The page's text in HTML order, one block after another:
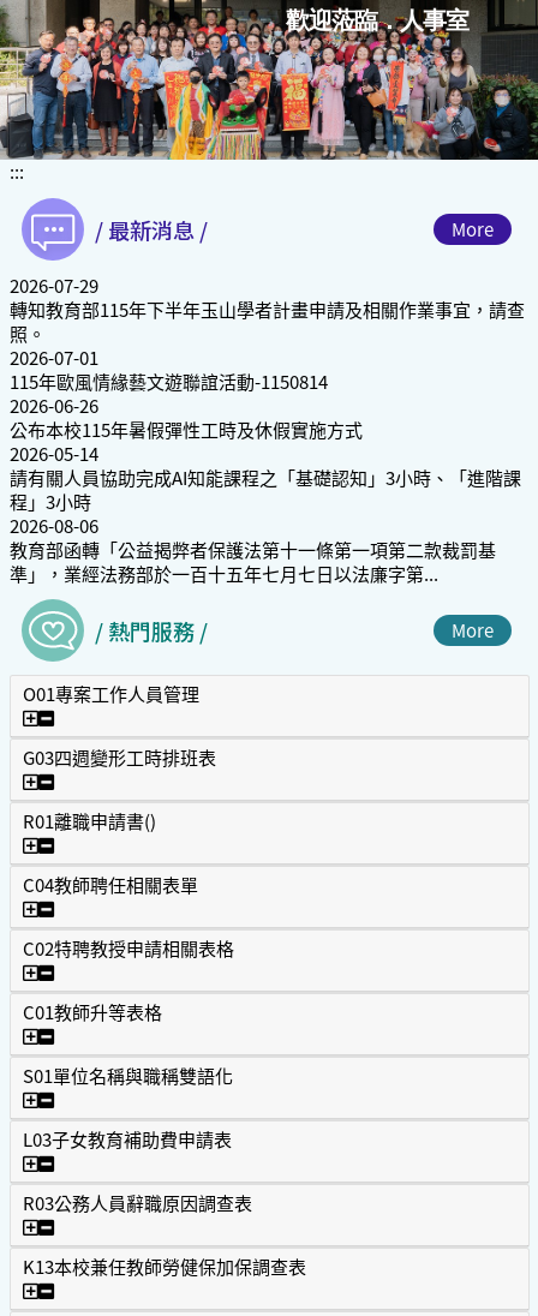
跳
到
主
要
內
容
區
塊
歡迎蒞臨．人事室
:::
/ 最新消息 / More
2026-07-29
轉知教育部115年下半年玉山學者計畫申請及相關作業事宜，請查
照。
2026-07-01
115年歐風情緣藝文遊聯誼活動-1150814
2026-06-26
公布本校115年暑假彈性工時及休假實施方式
2026-05-14
請有關人員協助完成AI知能課程之「基礎認知」3小時、「進階課
程」3小時
2026-08-06
教育部函轉「公益揭弊者保護法第十一條第一項第二款裁罰基
準」，業經法務部於一百十五年七月七日以法廉字第...
/ 熱門服務 / More
O01專案工作人員管理
O01專案工作人員管理
G03四週變形工時排班表
G03四週變形工時排班表
R01離職申請書()
R01離職申請書()
C04教師聘任相關表單
C04教師聘任相關表單
C02特聘教授申請相關表格
C02特聘教授申請相關表格
C01教師升等表格
C01教師升等表格
S01單位名稱與職稱雙語化
S01單位名稱與職稱雙語化
L03子女教育補助費申請表
L03子女教育補助費申請表
R03公務人員辭職原因調查表
R03公務人員辭職原因調查表
K13本校兼任教師勞健保加保調查表
K13本校兼任教師勞健保加保調查表